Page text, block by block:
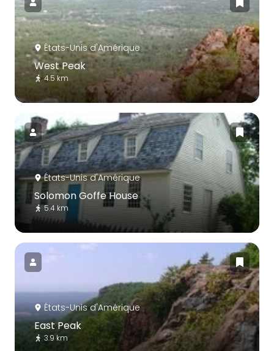
États-Unis d'Amérique
West Peak
4.5 km
États-Unis d'Amérique
Solomon Goffe House
5.4 km
États-Unis d'Amérique
East Peak
3.9 km